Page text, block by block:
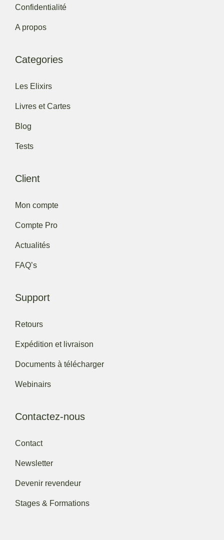
Confidentialité
A propos
Categories
Les Elixirs
Livres et Cartes
Blog
Tests
Client
Mon compte
Compte Pro
Actualités
FAQ’s
Support
Retours
Expédition et livraison
Documents à télécharger
Webinairs
Contactez-nous
Contact
Newsletter
Devenir revendeur
Stages & Formations